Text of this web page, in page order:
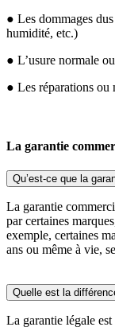
● Les dommages
humidité, etc.)
● L’usure normale
● Les réparations ou
La garantie
Qu’est-ce que la
La garantie
par certaines
exemple, certaines
ans ou même à vie,
Quelle est la
La garantie légale